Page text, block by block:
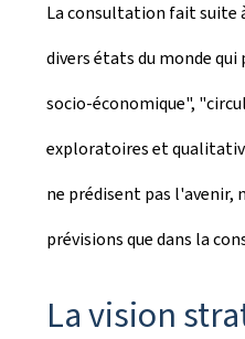
La consultation fait suite
divers états du monde
socio-économique",
exploratoires et
ne prédisent pas l'avenir,
prévisions que dans la
La vision